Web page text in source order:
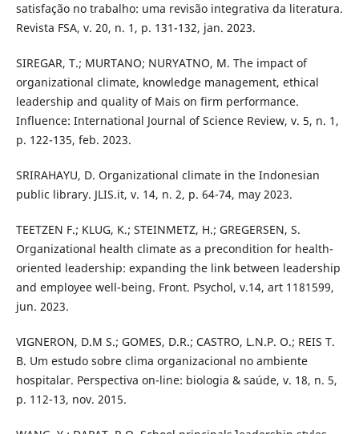
satisfação no trabalho: uma revisão integrativa da literatura.
Revista FSA, v. 20, n. 1, p. 131-132, jan. 2023.
SIREGAR, T.; MURTANO; NURYATNO, M. The impact of
organizational climate, knowledge management, ethical
leadership and quality of Mais on firm performance.
Influence: International Journal of Science Review, v. 5, n. 1,
p. 122-135, feb. 2023.
SRIRAHAYU, D. Organizational climate in the Indonesian
public library. JLIS.it, v. 14, n. 2, p. 64-74, may 2023.
TEETZEN F.; KLUG, K.; STEINMETZ, H.; GREGERSEN, S.
Organizational health climate as a precondition for health-
oriented leadership: expanding the link between leadership
and employee well-being. Front. Psychol, v.14, art 1181599,
jun. 2023.
VIGNERON, D.M S.; GOMES, D.R.; CASTRO, L.N.P. O.; REIS T.
B. Um estudo sobre clima organizacional no ambiente
hospitalar. Perspectiva on-line: biologia & saúde, v. 18, n. 5,
p. 112-13, nov. 2015.